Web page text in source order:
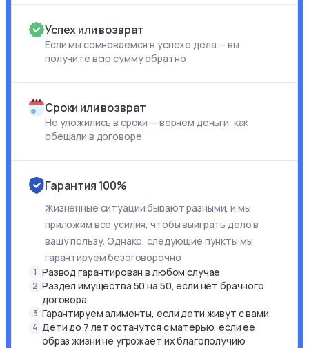
Гарантия 100%
Жизненные ситуации бывают разными, и мы
приложим все усилия, чтобы выиграть дело в
вашу пользу. Однако, следующие пункты мы
гарантируем безоговорочно
1 Развод гарантирован в любом случае
2 Раздел имущества 50 на 50, если нет брачного
договора
3 Гарантируем алименты, если дети живут с вами
4 Дети до 7 лет останутся с матерью, если ее
образ жизни не угрожает их благополучию
Успех или возврат
Если мы сомневаемся в успехе дела — вы
получите всю сумму обратно
Сроки или возврат
Не уложились в сроки — вернем деньги, как
обещали в договоре